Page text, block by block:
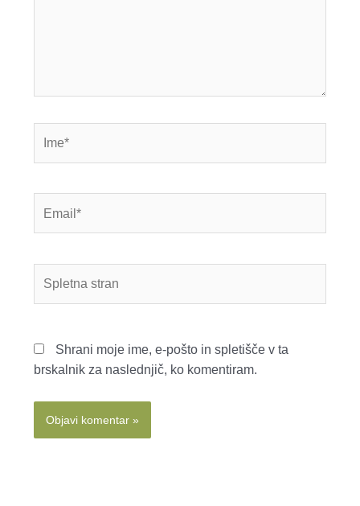
stran
Shrani moje ime, e-pošto in spletišče v ta
brskalnik za naslednjič, ko komentiram.